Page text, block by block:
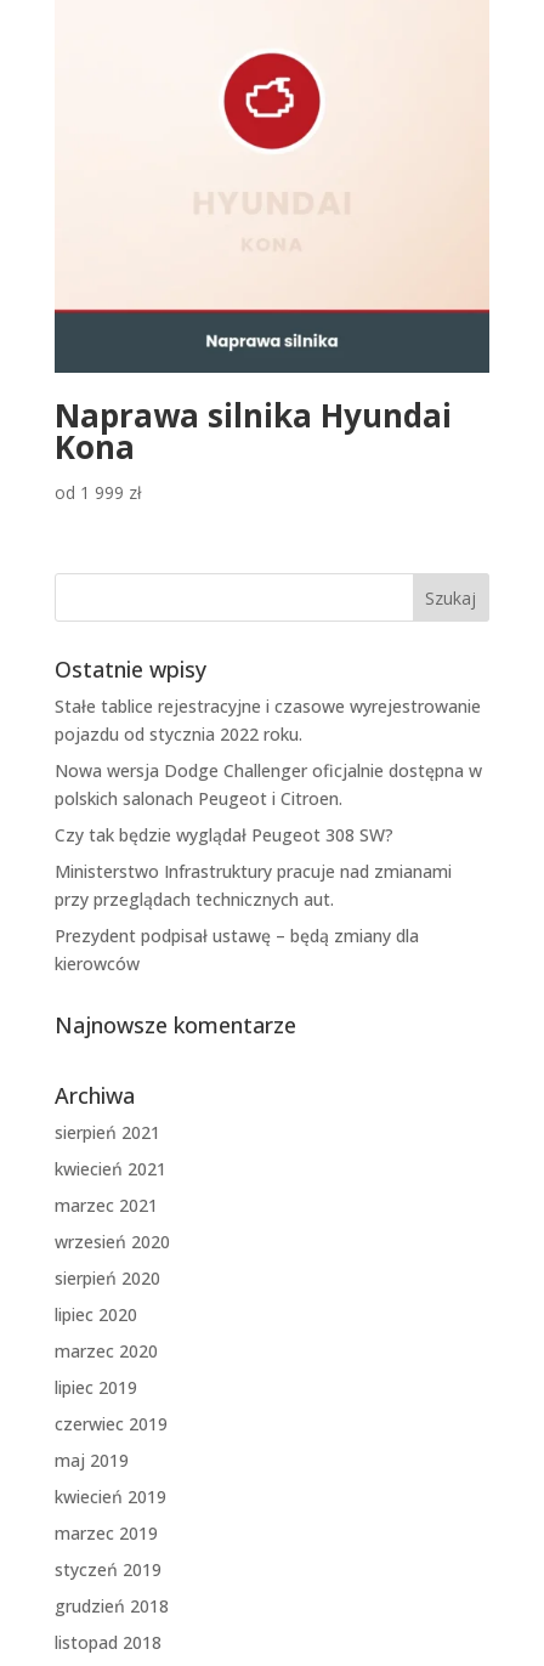
Naprawa silnika Hyundai
Kona
od 1 999 zł
Ostatnie wpisy
Stałe tablice rejestracyjne i czasowe wyrejestrowanie
pojazdu od stycznia 2022 roku.
Nowa wersja Dodge Challenger oficjalnie dostępna w
polskich salonach Peugeot i Citroen.
Czy tak będzie wyglądał Peugeot 308 SW?
Ministerstwo Infrastruktury pracuje nad zmianami
przy przeglądach technicznych aut.
Prezydent podpisał ustawę – będą zmiany dla
kierowców
Najnowsze komentarze
Archiwa
sierpień 2021
kwiecień 2021
marzec 2021
wrzesień 2020
sierpień 2020
lipiec 2020
marzec 2020
lipiec 2019
czerwiec 2019
maj 2019
kwiecień 2019
marzec 2019
styczeń 2019
grudzień 2018
listopad 2018